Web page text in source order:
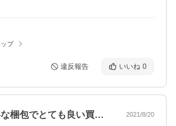
プ
違反報告 いいね 0
早い対応に丁寧な梱包でとても良い買い物… 2021/8/20